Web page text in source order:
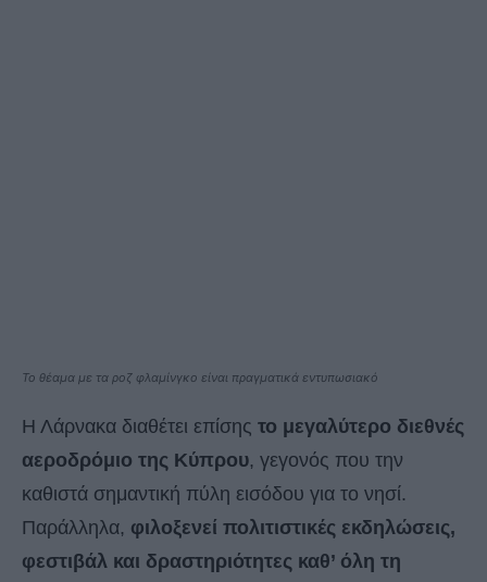
Το θέαμα με τα ροζ φλαμίνγκο είναι πραγματικά εντυπωσιακό
Η Λάρνακα διαθέτει επίσης το μεγαλύτερο διεθνές
αεροδρόμιο της Κύπρου, γεγονός που την
καθιστά σημαντική πύλη εισόδου για το νησί.
Παράλληλα, φιλοξενεί πολιτιστικές εκδηλώσεις,
φεστιβάλ και δραστηριότητες καθ’ όλη τη